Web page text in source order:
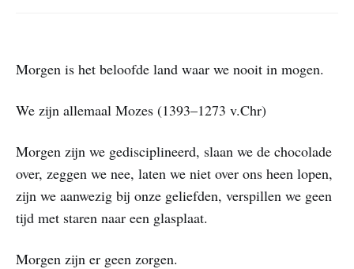
Morgen is het beloofde land waar we nooit in mogen.
We zijn allemaal Mozes (1393–1273 v.Chr)
Morgen zijn we gedisciplineerd, slaan we de chocolade
over, zeggen we nee, laten we niet over ons heen lopen,
zijn we aanwezig bij onze geliefden, verspillen we geen
tijd met staren naar een glasplaat.
Morgen zijn er geen zorgen.